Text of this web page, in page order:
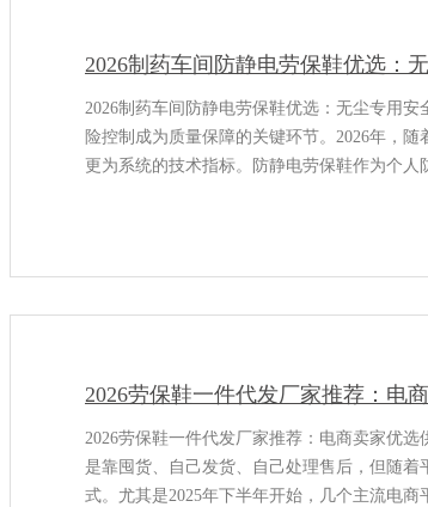
2026制药车间防静电劳保鞋优选：
2026制药车间防静电劳保鞋优选：无尘专用
险控制成为质量保障的关键环节。2026年，
更为系统的技术指标。防静电劳保鞋作为个
2026劳保鞋一件代发厂家推荐：电
2026劳保鞋一件代发厂家推荐：电商卖家优
是靠囤货、自己发货、自己处理售后，但随
式。尤其是2025年下半年开始，几个主流电